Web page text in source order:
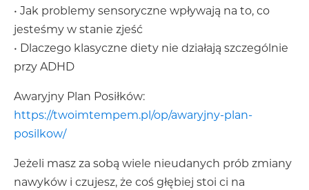
• Jak problemy sensoryczne wpływają na to, co
jesteśmy w stanie zjeść
• Dlaczego klasyczne diety nie działają szczególnie
przy ADHD
Awaryjny Plan Posiłków:
https://twoimtempem.pl/op/awaryjny-plan-
posilkow/
Jeżeli masz za sobą wiele nieudanych prób zmiany
nawyków i czujesz, że coś głębiej stoi ci na